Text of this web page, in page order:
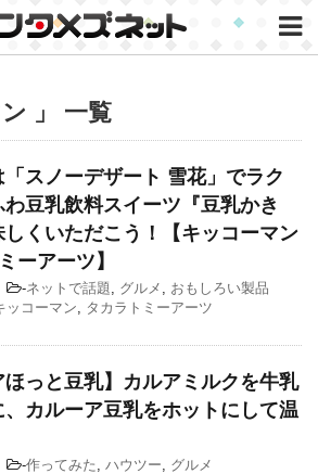
」 一覧
スノーデザート 雪花」でラク
わ豆乳飲料スイーツ『豆乳かき
くいただこう！【キッコーマン
ーアーツ】
-ネットで話題, グルメ , おもしろい製品
ッコーマン, タカラトミーアーツ
ほっと豆乳】カルアミルクを牛乳
カルーア豆乳をホットにして温
-作ってみた, ハウツー, グルメ